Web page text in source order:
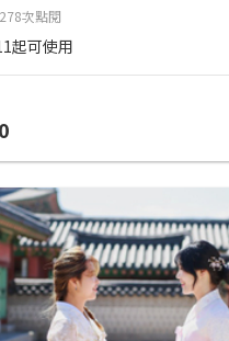
次點閱
起可使用